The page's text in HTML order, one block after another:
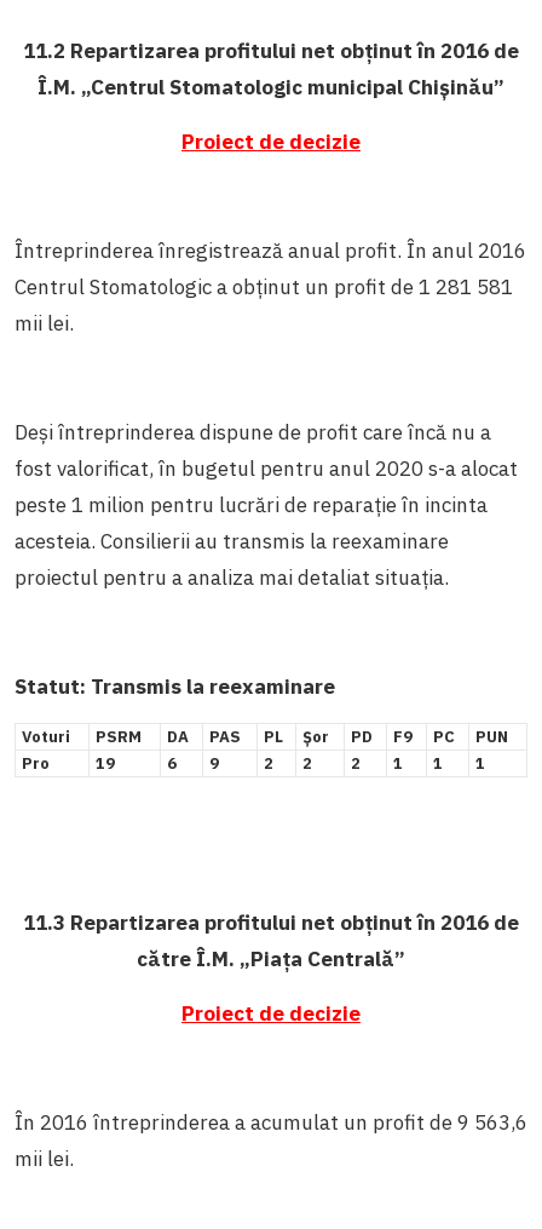
11.2 Repartizarea profitului net obținut în 2016 de
Î.M. „Centrul Stomatologic municipal Chișinău”
Proiect de decizie
Întreprinderea înregistrează anual profit. În anul 2016
Centrul Stomatologic a obținut un profit de 1 281 581
mii lei.
Deși întreprinderea dispune de profit care încă nu a
fost valorificat, în bugetul pentru anul 2020 s-a alocat
peste 1 milion pentru lucrări de reparație în incinta
acesteia. Consilierii au transmis la reexaminare
proiectul pentru a analiza mai detaliat situația.
Statut: Transmis la reexaminare
Voturi PSRM DA PAS PL Șor PD F9 PC
PUN
Pro
19 6 9 2 2 2 1 1 1
11.3 Repartizarea profitului net obținut în 2016 de
către Î.M. „Piața Centrală”
Proiect de decizie
În 2016 întreprinderea a acumulat un profit de 9 563,6
mii lei.